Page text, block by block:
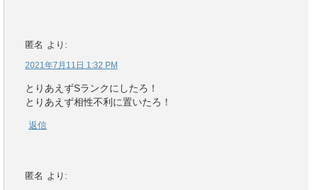
匿名 より:
2021年7月11日 1:32 PM
とりあえずSランクにしたろ！
とりあえず相性不利に置いたろ！
返信
匿名 より: